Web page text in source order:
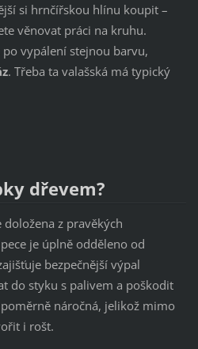
si hrnčířskou hlínu koupit –
věnovat práci na kruhu.
vypálení stejnou barvu,
. Třeba ta valašská má typický
dřevem?
z pravěkých
je úplně odděleno od
bezpečnější výpal
do styku s palivem a poškodit
náročná, jelikož mimo
i rošt.